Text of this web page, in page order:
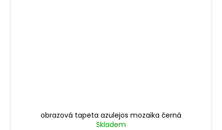
obrazová tapeta azulejos mozaika černá
Skladem